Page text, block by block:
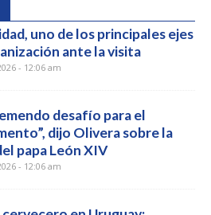
uno de los principales ejes
ante la visita
- 12:06 am
desafío para el
dijo Olivera sobre la
papa León XIV
- 12:06 am